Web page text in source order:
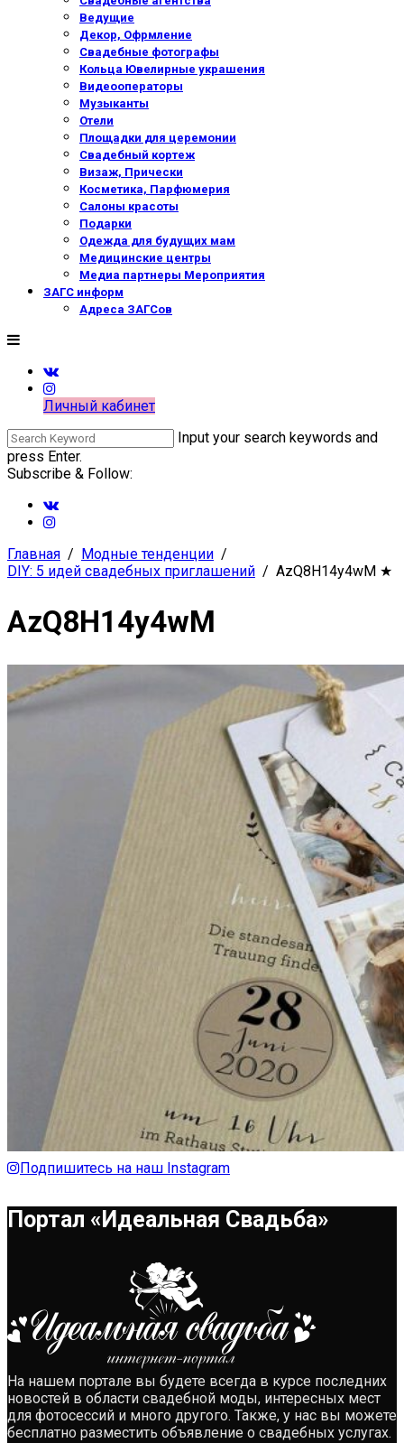
Ведущие
Декор, Офрмление
Свадебные фотографы
Кольца Ювелирные украшения
Видеооператоры
Музыканты
Отели
Площадки для церемонии
Свадебный кортеж
Визаж, Прически
Косметика, Парфюмерия
Салоны красоты
Подарки
Одежда для будущих мам
Медицинские центры
Медиа партнеры Мероприятия
ЗАГС информ
Адреса ЗАГСов
Личный кабинет
Input your search keywords and
press Enter.
Subscribe & Follow:
Главная
Модные тенденции
DIY: 5 идей свадебных приглашений
AzQ8H14y4wM ★
AzQ8H14y4wM
Подпишитесь на наш Instagram
Портал «Идеальная Свадьба»
На нашем портале вы будете всегда в курсе последних
новостей в области свадебной моды, интересных мест
для фотосессий и много другого. Также, у нас вы можете
бесплатно разместить объявление о свадебных услугах.